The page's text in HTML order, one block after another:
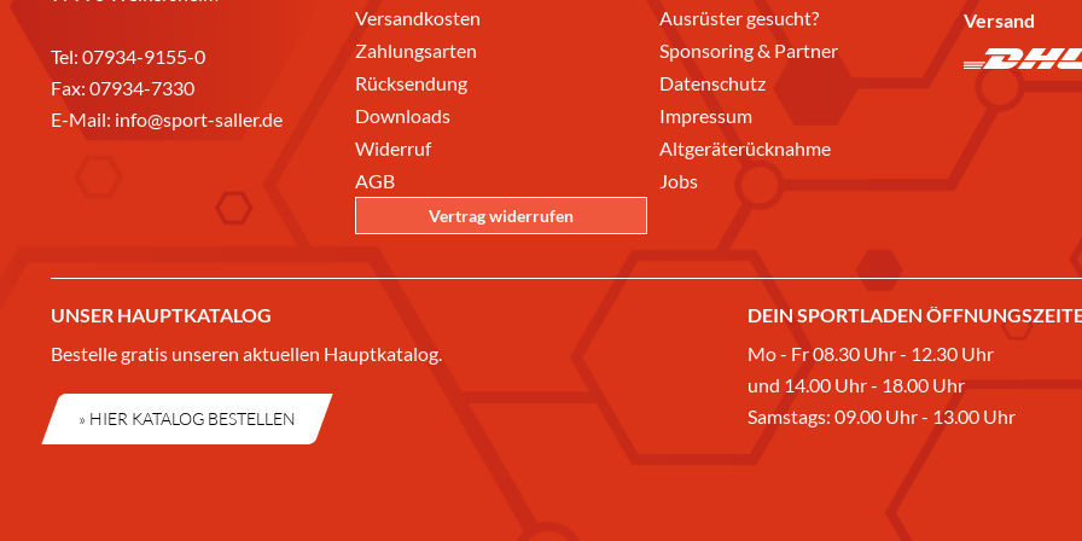
Tel: 07934-9155-0
Fax: 07934-7330
E-Mail: info@sport-saller.de
Versandkosten
Zahlungsarten
Rücksendung
Downloads
Widerruf
AGB
Vertrag widerrufen
Ausrüster gesucht?
Sponsoring & Partner
Datenschutz
Impressum
Altgeräterücknahme
Jobs
Versand
UNSER HAUPTKATALOG
Bestelle gratis unseren aktuellen Hauptkatalog.
» HIER KATALOG BESTELLEN
DEIN SPORTLADEN
Mo - Fr 08.30 Uhr - 12.30 Uhr
und 14.00 Uhr - 18.00 Uhr
Samstags: 09.00 Uhr - 13.00 Uhr